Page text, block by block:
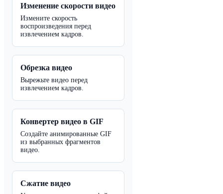
Изменение скорости видео
Измените скорость
воспроизведения перед
извлечением кадров.
Обрезка видео
Вырежьте видео перед
извлечением кадров.
Конвертер видео в GIF
Создайте анимированные GIF
из выбранных фрагментов
видео.
Сжатие видео